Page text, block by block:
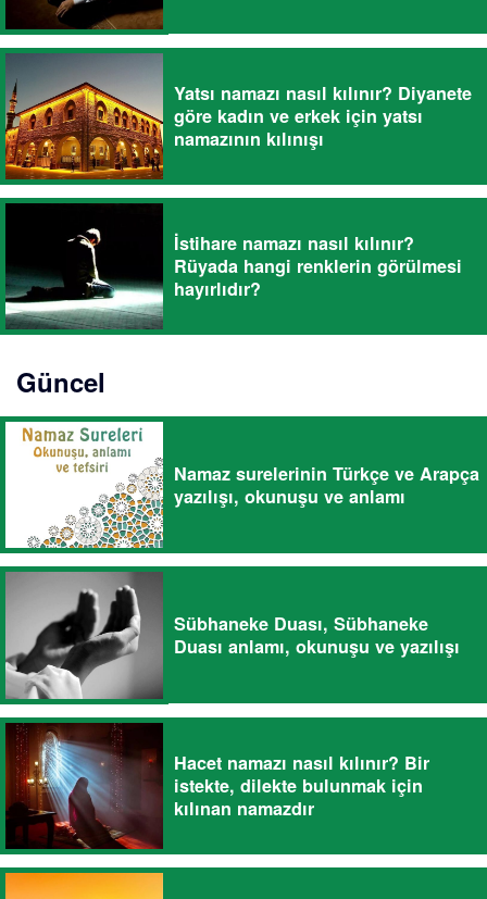
Yatsı namazı nasıl kılınır? Diyanete
göre kadın ve erkek için yatsı
namazının kılınışı
İstihare namazı nasıl kılınır?
Rüyada hangi renklerin görülmesi
hayırlıdır?
Güncel
Namaz surelerinin Türkçe ve Arapça
yazılışı, okunuşu ve anlamı
Sübhaneke Duası, Sübhaneke
Duası anlamı, okunuşu ve yazılışı
Hacet namazı nasıl kılınır? Bir
istekte, dilekte bulunmak için
kılınan namazdır